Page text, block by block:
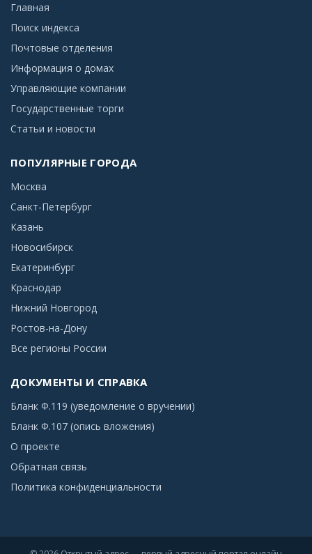
Главная
Поиск индекса
Почтовые отделения
Информация о домах
Управляющие компании
Государственные торги
Статьи и новости
ПОПУЛЯРНЫЕ ГОРОДА
Москва
Санкт-Петербург
Казань
Новосибирск
Екатеринбург
Краснодар
Нижний Новгород
Ростов-на-Дону
Все регионы России
ДОКУМЕНТЫ И СПРАВКА
Бланк Ф.119 (уведомление о вручении)
Бланк Ф.107 (опись вложения)
О проекте
Обратная связь
Политика конфиденциальности